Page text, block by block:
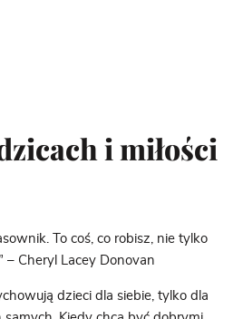
i miłości
To coś, co robisz, nie tylko
– Cheryl Lacey Donovan
dzieci dla siebie, tylko dla